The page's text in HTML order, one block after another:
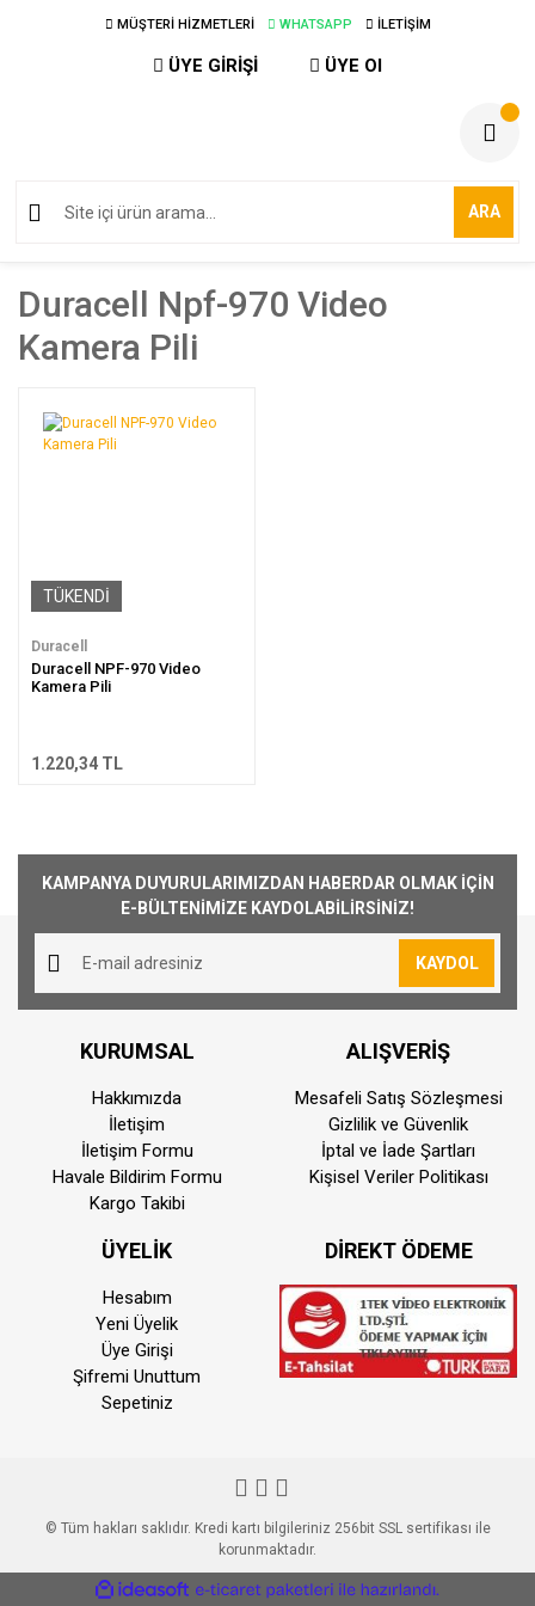
MÜŞTERİ HİZMETLERİ WHATSAPP İLETİŞİM
ÜYE GİRİŞİ ÜYE Ol
ARA
Duracell Npf-970 Video
Kamera Pili
TÜKENDİ
Duracell
Duracell NPF-970 Video
Kamera Pili
1.220,34 TL
KAMPANYA DUYURULARIMIZDAN HABERDAR OLMAK İÇİN
E-BÜLTENİMİZE KAYDOLABİLİRSİNİZ!
KAYDOL
KURUMSAL
Hakkımızda
İletişim
İletişim Formu
Havale Bildirim Formu
Kargo Takibi
ALIŞVERİŞ
Mesafeli Satış Sözleşmesi
Gizlilik ve Güvenlik
İptal ve İade Şartları
Kişisel Veriler Politikası
ÜYELİK
Hesabım
Yeni Üyelik
Üye Girişi
Şifremi Unuttum
Sepetiniz
DİREKT ÖDEME
© Tüm hakları saklıdır. Kredi kartı bilgileriniz 256bit SSL sertifikası ile
korunmaktadır.
ideasoft
e-